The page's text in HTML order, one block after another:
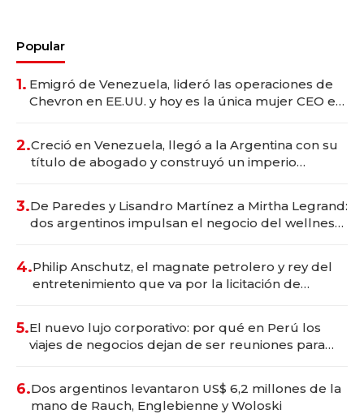
Popular
1. Emigró de Venezuela, lideró las operaciones de
Chevron en EE.UU. y hoy es la única mujer CEO en
2.Creció en Venezuela, llegó a la Argentina con su
título de abogado y construyó un imperio
3.De Paredes y Lisandro Martínez a Mirtha Legrand:
dos argentinos impulsan el negocio del wellness
4.Philip Anschutz, el magnate petrolero y rey del
entretenimiento que va por la licitación de
5.El nuevo lujo corporativo: por qué en Perú los
viajes de negocios dejan de ser reuniones para
6.Dos argentinos levantaron US$ 6,2 millones de la
mano de Rauch, Englebienne y Woloski